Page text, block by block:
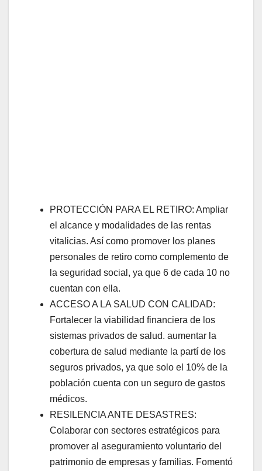
PROTECCIÓN PARA EL RETIRO: Ampliar
el alcance y modalidades de las rentas
vitalicias. Así como promover los planes
personales de retiro como complemento de
la seguridad social, ya que 6 de cada 10 no
cuentan con ella.
ACCESO A LA SALUD CON CALIDAD:
Fortalecer la viabilidad financiera de los
sistemas privados de salud. aumentar la
cobertura de salud mediante la partí de los
seguros privados, ya que solo el 10% de la
población cuenta con un seguro de gastos
médicos.
RESILENCIA ANTE DESASTRES:
Colaborar con sectores estratégicos para
promover al aseguramiento voluntario del
patrimonio de empresas y familias. Fomentó